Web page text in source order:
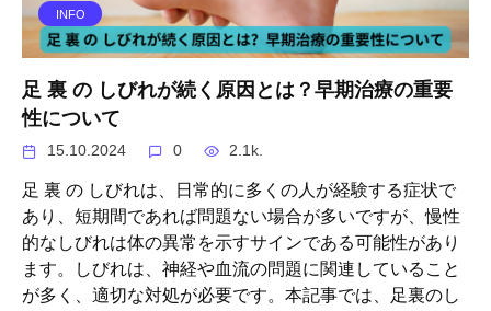
INFO
足 裏 の しびれが続く原因とは？早期治療の重要
性について
15.10.2024 0 2.1k.
足 裏 の しびれは、日常的に多くの人が経験する症状で
あり、短期間であれば問題ない場合が多いですが、慢性
的なしびれは体の異常を示すサインである可能性があり
ます。しびれは、神経や血流の問題に関連していること
が多く、適切な対処が必要です。本記事では、足裏のし